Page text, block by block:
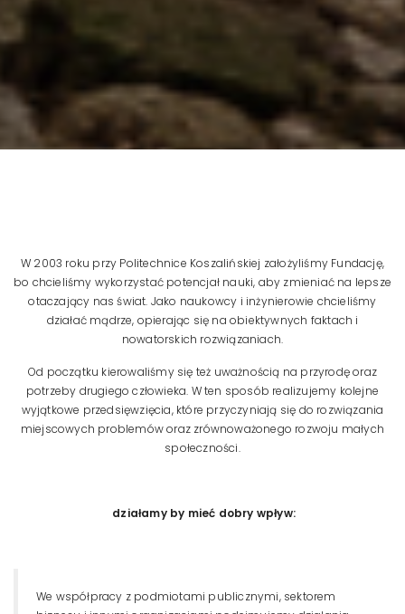
W 2003 roku przy Politechnice Koszalińskiej założyliśmy Fundację,
bo chcieliśmy wykorzystać potencjał nauki, aby zmieniać na lepsze
otaczający nas świat. Jako naukowcy i inżynierowie chcieliśmy
działać mądrze, opierając się na obiektywnych faktach i
nowatorskich rozwiązaniach.
Od początku kierowaliśmy się też uważnością na przyrodę oraz
potrzeby drugiego człowieka. W ten sposób realizujemy kolejne
wyjątkowe przedsięwzięcia, które przyczyniają się do rozwiązania
miejscowych problemów oraz zrównoważonego rozwoju małych
społeczności.
działamy by mieć dobry wpływ:
We współpracy z podmiotami publicznymi, sektorem